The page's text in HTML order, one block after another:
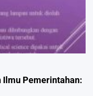
Ilmu Pemerintahan: